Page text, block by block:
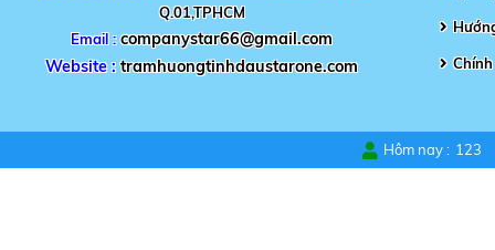
Q.01,TPHCM
Email :companystar66@gmail.com
Website :tramhuongtinhdaustarone.com
Hôm nay : 123